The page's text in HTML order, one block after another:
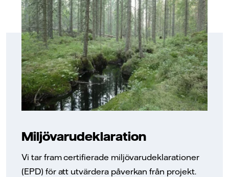
Miljövarudeklaration
Vi tar fram certifierade miljövarudeklarationer
(EPD) för att utvärdera påverkan från projekt.